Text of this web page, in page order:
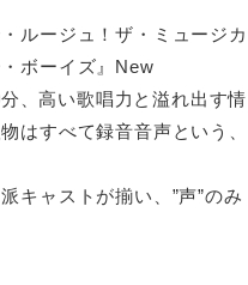
ルージュ！ザ・ミュージカ
ボーイズ』New
、高い歌唱力と溢れ出す情
はすべて録音音声という、
キャストが揃い、”声”のみ